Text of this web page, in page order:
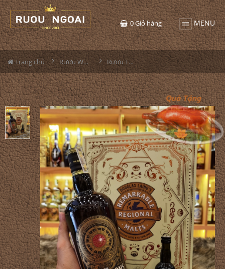
MENU
0Giỏ hàng
Trang chủ Rượu Whisky Rượu The Gauldrons Hộp Quà